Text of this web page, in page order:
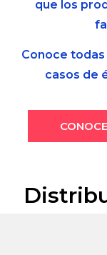
que los
Conoce
casos de